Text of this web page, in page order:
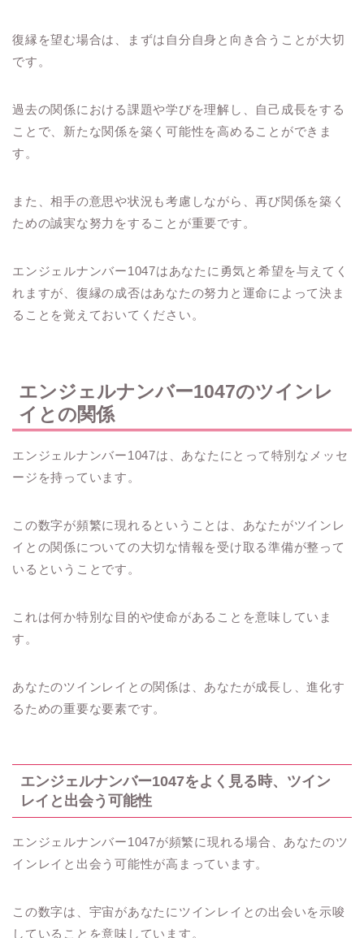
復縁を望む場合は、まずは自分自身と向き合うことが大切
です。
過去の関係における課題や学びを理解し、自己成長をする
ことで、新たな関係を築く可能性を高めることができま
す。
また、相手の意思や状況も考慮しながら、再び関係を築く
ための誠実な努力をすることが重要です。
エンジェルナンバー1047はあなたに勇気と希望を与えてく
れますが、復縁の成否はあなたの努力と運命によって決ま
ることを覚えておいてください。
エンジェルナンバー1047のツインレ
イとの関係
エンジェルナンバー1047は、あなたにとって特別なメッセ
ージを持っています。
この数字が頻繁に現れるということは、あなたがツインレ
イとの関係についての大切な情報を受け取る準備が整って
いるということです。
これは何か特別な目的や使命があることを意味していま
す。
あなたのツインレイとの関係は、あなたが成長し、進化す
るための重要な要素です。
エンジェルナンバー1047をよく見る時、ツイン
レイと出会う可能性
エンジェルナンバー1047が頻繁に現れる場合、あなたのツ
インレイと出会う可能性が高まっています。
この数字は、宇宙があなたにツインレイとの出会いを示唆
していることを意味しています。